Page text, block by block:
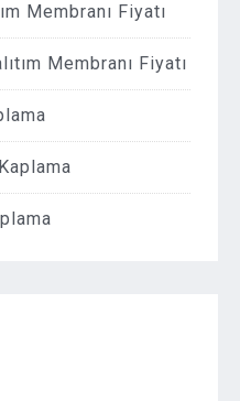
Membranı Fiyatı
Membranı Fiyatı